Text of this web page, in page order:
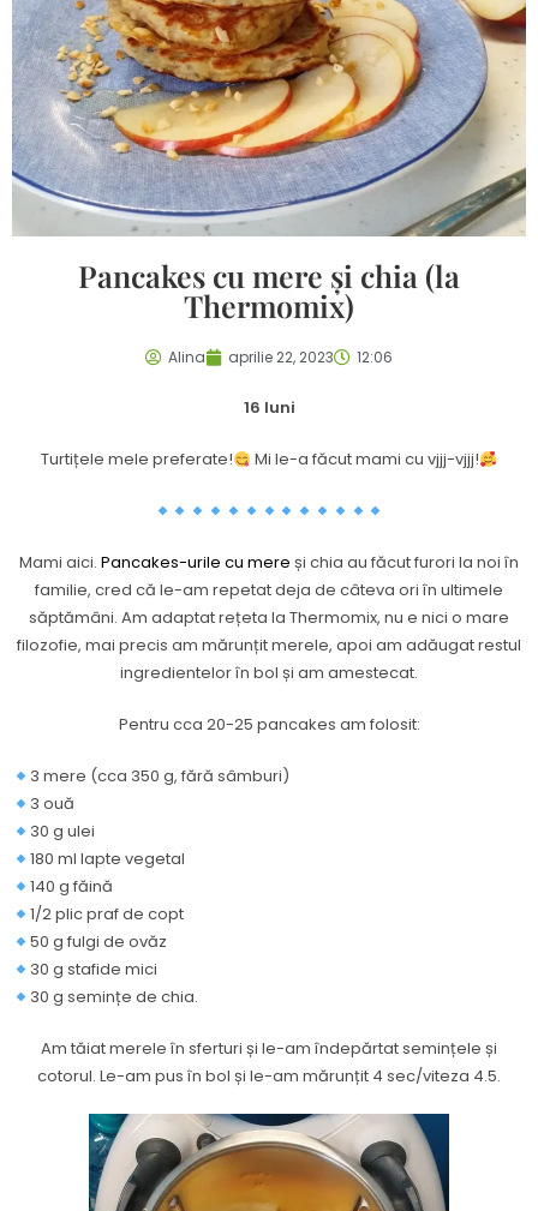
Pancakes cu mere și chia (la
Thermomix)
Alina aprilie 22, 2023 12:06
16 luni
Turtițele mele preferate! Mi le-a făcut mami cu vjjj-vjjj!
Mami aici. Pancakes-urile cu mere și chia au făcut furori la noi în
familie, cred că le-am repetat deja de câteva ori în ultimele
săptămâni. Am adaptat rețeta la Thermomix, nu e nici o mare
filozofie, mai precis am mărunțit merele, apoi am adăugat restul
ingredientelor în bol și am amestecat.
Pentru cca 20-25 pancakes am folosit:
3 mere (cca 350 g, fără sâmburi)
3 ouă
30 g ulei
180 ml lapte vegetal
140 g făină
1/2 plic praf de copt
50 g fulgi de ovăz
30 g stafide mici
30 g semințe de chia.
Am tăiat merele în sferturi și le-am îndepărtat semințele și
cotorul. Le-am pus în bol și le-am mărunțit 4 sec/viteza 4.5.